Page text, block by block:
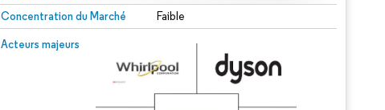
Concentration du Marché Faible
Acteurs majeurs